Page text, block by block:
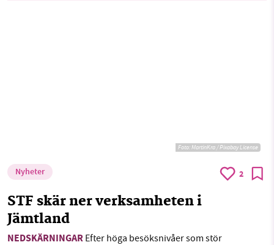
Foto:MartinKra / Pixabay License
Nyheter 2
STF skär ner verksamheten i
Jämtland
NEDSKÄRNINGAR Efter höga besöksnivåer som stör